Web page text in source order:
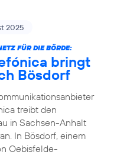
2025
FÜR DIE BÖRDE:
bringt
Bösdorf
treibt den
in Sachsen-Anhalt
In Bösdorf, einem
Oebisfelde-